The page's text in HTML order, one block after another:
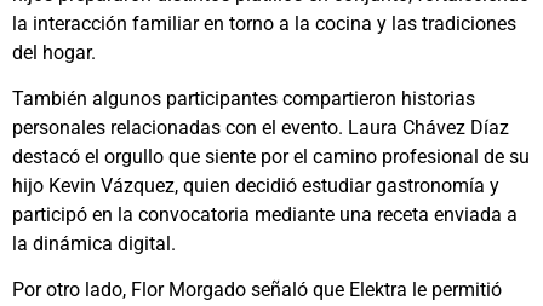
la interacción familiar en torno a la cocina y las tradiciones
del hogar.
También algunos participantes compartieron historias
personales relacionadas con el evento. Laura Chávez Díaz
destacó el orgullo que siente por el camino profesional de su
hijo Kevin Vázquez, quien decidió estudiar gastronomía y
participó en la convocatoria mediante una receta enviada a
la dinámica digital.
Por otro lado, Flor Morgado señaló que Elektra le permitió